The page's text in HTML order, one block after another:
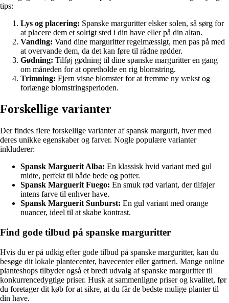
tips:
Lys og placering: Spanske marguritter elsker solen, så sørg for
at placere dem et solrigt sted i din have eller på din altan.
Vanding: Vand dine marguritter regelmæssigt, men pas på med
at overvande dem, da det kan føre til rådne rødder.
Gødning: Tilføj gødning til dine spanske marguritter en gang
om måneden for at opretholde en rig blomstring.
Trimning: Fjern visne blomster for at fremme ny vækst og
forlænge blomstringsperioden.
Forskellige varianter
Der findes flere forskellige varianter af spansk margurit, hver med
deres unikke egenskaber og farver. Nogle populære varianter
inkluderer:
Spansk Marguerit Alba: En klassisk hvid variant med gul
midte, perfekt til både bede og potter.
Spansk Marguerit Fuego: En smuk rød variant, der tilføjer
intens farve til enhver have.
Spansk Marguerit Sunburst: En gul variant med orange
nuancer, ideel til at skabe kontrast.
Find gode tilbud på spanske marguritter
Hvis du er på udkig efter gode tilbud på spanske marguritter, kan du
besøge dit lokale plantecenter, havecenter eller gartneri. Mange online
planteshops tilbyder også et bredt udvalg af spanske marguritter til
konkurrencedygtige priser. Husk at sammenligne priser og kvalitet, før
du foretager dit køb for at sikre, at du får de bedste mulige planter til
din have.